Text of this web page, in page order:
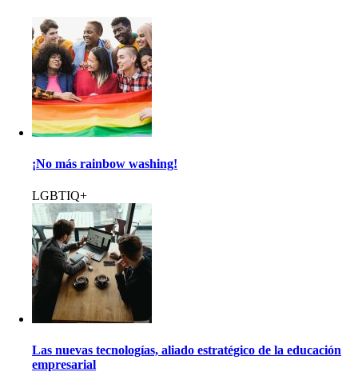
¡No más rainbow washing!
LGBTIQ+
Las nuevas tecnologías, aliado estratégico de la educación
empresarial